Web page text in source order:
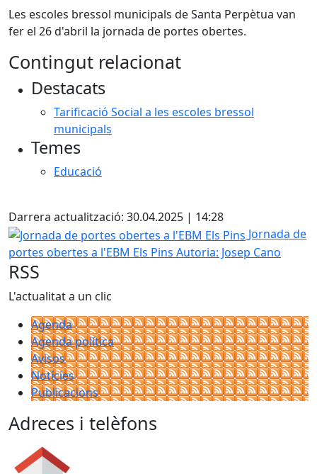
Les escoles bressol municipals de Santa Perpètua van
fer el 26 d'abril la jornada de portes obertes.
Contingut relacionat
Destacats
Tarificació Social a les escoles bressol
municipals
Temes
Educació
Darrera actualització: 30.04.2025 | 14:28
Jornada de portes obertes a l'EBM Els Pins
Jornada de
portes obertes a l'EBM Els Pins Autoria: Josep Cano
RSS
L'actualitat a un clic
Agenda
Agenda política
Avisos
Notícies
Publicacions
Adreces i telèfons